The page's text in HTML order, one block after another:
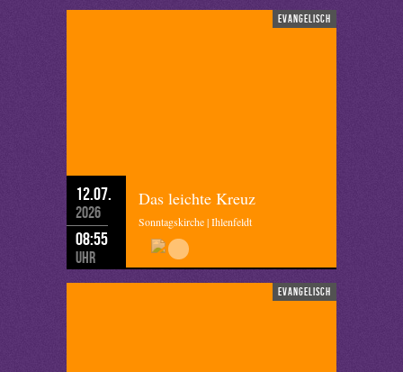
evangelisch
12.07.
2026
08:55
Uhr
Das leichte Kreuz
Sonntagskirche | Ihlenfeldt
evangelisch